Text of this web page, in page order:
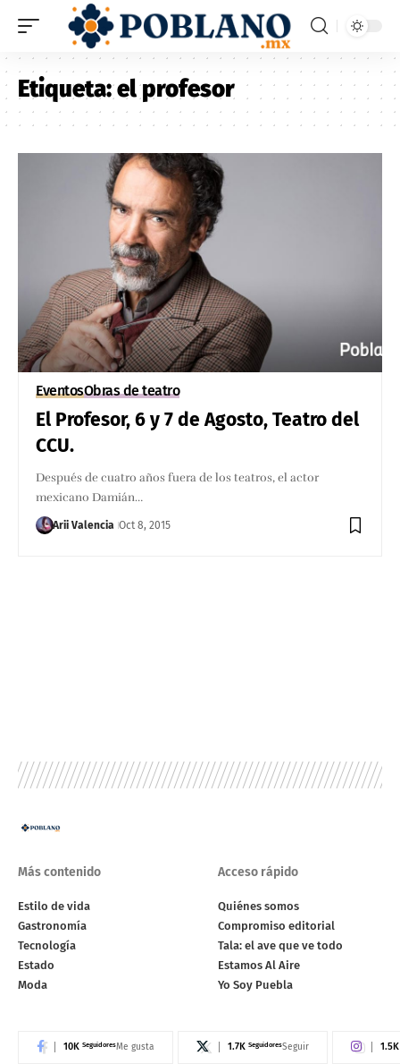
Etiqueta:el profesor
EventosObras de teatro
El Profesor, 6 y 7 de Agosto, Teatro del
CCU.
Después de cuatro años fuera de los teatros, el actor
mexicano Damián…
Arii Valencia Oct 8, 2015
Más contenido
Estilo de vida
Gastronomía
Tecnología
Estado
Moda
Acceso rápido
Quiénes somos
Compromiso editorial
Tala: el ave que ve todo
Estamos Al Aire
Yo Soy Puebla
10K SeguidoresMe gusta 1.7K SeguidoresSeguir 1.5K